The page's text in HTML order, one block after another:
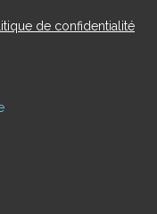
de confidentialité